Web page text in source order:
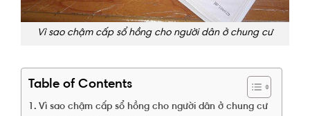
Vì sao chậm cấp sổ hồng cho người dân ở chung cư
Table of Contents
Vì sao chậm cấp sổ hồng cho người dân ở chung cư